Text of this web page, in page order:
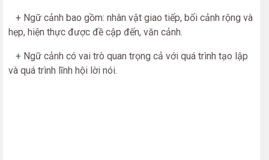
+ Ngữ cảnh bao gồm: nhân vật giao tiếp, bối cảnh rộng và
hẹp, hiện thực được đề cập đến, văn cảnh.
+ Ngữ cảnh có vai trò quan trọng cả với quá trình tạo lập
và quá trình lĩnh hội lời nói.